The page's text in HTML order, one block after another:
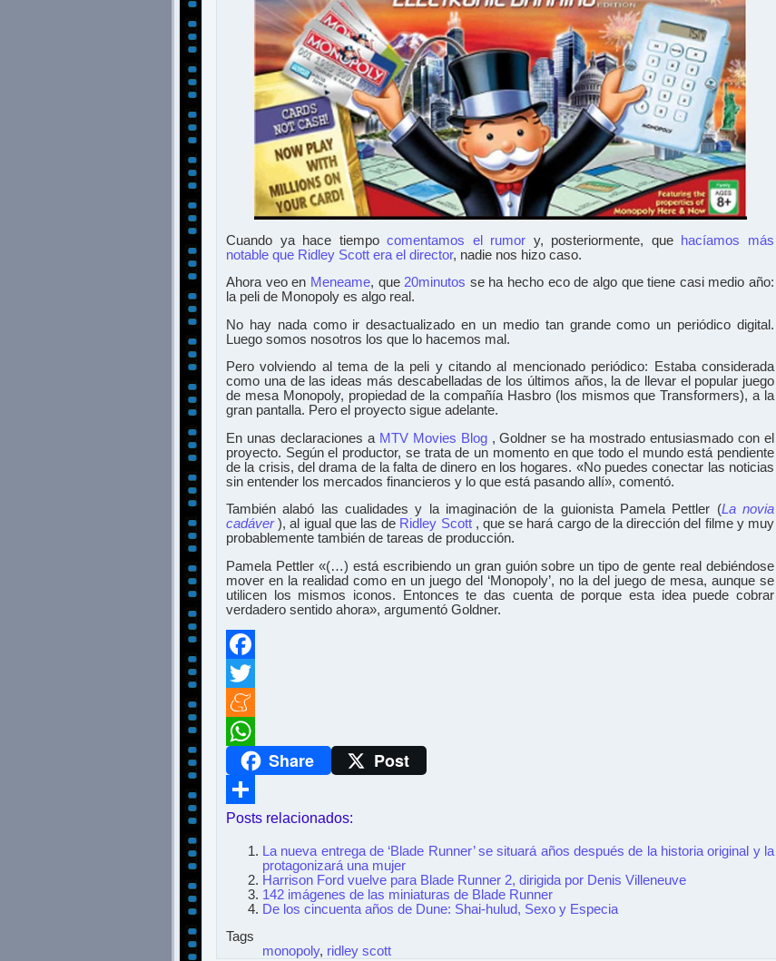
Cuando ya hace tiempocomentamos el rumor y, posteriormente, que hacíamos más
notable que Ridley Scott era el director, nadie nos hizo caso.
Ahora veo en Meneame, que20minutos se ha hecho eco de algo que tiene casi medio año:
la peli de Monopoly es algo real.
No hay nada como ir desactualizado en un medio tan grande como un periódico digital.
Luego somos nosotros los que lo hacemos mal.
Pero volviendo al tema de la peli y citando al mencionado periódico:
Estaba considerada
como una de las ideas más descabelladas de los últimos años, la de llevar el popular juego
de mesa Monopoly, propiedad de la compañía Hasbro (los mismos que Transformers), a la
gran pantalla. Pero el proyecto sigue adelante.
En unas declaraciones a MTV Movies Blog, Goldner se ha mostrado entusiasmado con el
proyecto. Según el productor, se trata de un momento en que todo el mundo está pendiente
de la crisis, del drama de la falta de dinero en los hogares. «No puedes conectar las noticias
sin entender los mercados financieros y lo que está pasando allí», comentó.
También alabó las cualidades y la imaginación de la guionista Pamela Pettler (La novia
cadáver), al igual que las de Ridley Scott, que se hará cargo de la dirección del filme y muy
probablemente también de tareas de producción.
Pamela Pettler «(…) está escribiendo un gran guión sobre un tipo de gente real debiéndose
mover en la realidad como en un juego del ‘Monopoly’, no la del juego de mesa, aunque se
utilicen los mismos iconos. Entonces te das cuenta de porque esta idea puede cobrar
verdadero sentido ahora», argumentó Goldner.
Facebook
Twitter
Meneame
WhatsAppShare Post
Compartir
Posts relacionados:
La nueva entrega de ‘Blade Runner’ se situará años después de la historia original y la
protagonizará una mujer
Harrison Ford vuelve para Blade Runner 2, dirigida por Denis Villeneuve
142 imágenes de las miniaturas de Blade Runner
De los cincuenta años de Dune: Shai-hulud, Sexo y Especia
Tags
monopoly, ridley scott